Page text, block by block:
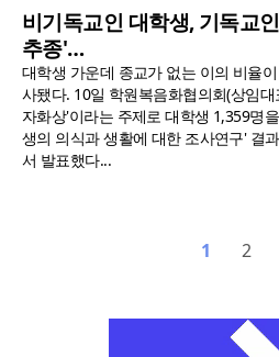
비기독교인 대학생, 기독교
추종'…
대학생 가운데 종교가 없는 이의 비율
사됐다. 10일 학원복음화협의회(상임
자화상'이라는 주제로 대학생 1,359명
생의 의식과 생활에 대한 조사연구' 결
서 발표했다...
1 2